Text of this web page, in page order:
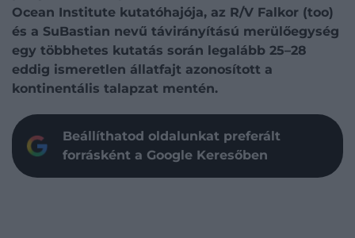
Ocean Institute kutatóhajója, az R/V Falkor (too)
és a SuBastian nevű távirányítású merülőegység
egy többhetes kutatás során legalább 25–28
eddig ismeretlen állatfajt azonosított a
kontinentális talapzat mentén.
Beállíthatod oldalunkat preferált
forrásként a Google Keresőben